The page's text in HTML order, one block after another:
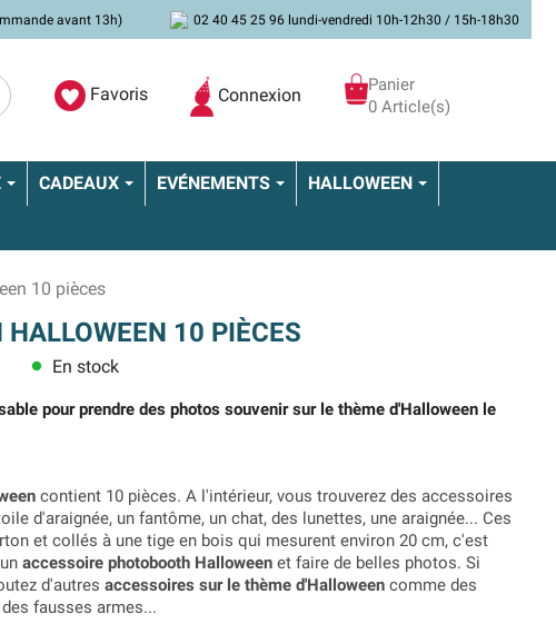
avant 13h) 02 40 45 25 96 lundi-vendredi 10h-12h30 / 15h-18h30
Favoris Connexion
Panier
0 Article(s)
CADEAUX EVÉNEMENTS HALLOWEEN
10 pièces
HALLOWEEN 10 PIÈCES
lens En stock
pour prendre des photos souvenir sur le thème d'Halloween le
contient 10 pièces. A l'intérieur, vous trouverez des accessoires
d'araignée, un fantôme, un chat, des lunettes, une araignée... Ces
et collés à une tige en bois qui mesurent environ 20 cm, c'est
accessoire photobooth Halloween et faire de belles photos. Si
d'autres accessoires sur le thème d'Halloween comme des
fausses armes...